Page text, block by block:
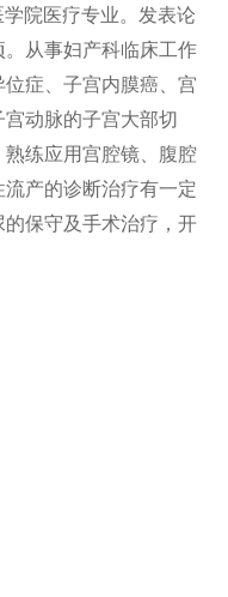
院医疗专业。发表论
。从事妇产科临床工作
症、子宫内膜癌、宫
动脉的子宫大部切
练应用宫腔镜、腹腔
产的诊断治疗有一定
保守及手术治疗，开